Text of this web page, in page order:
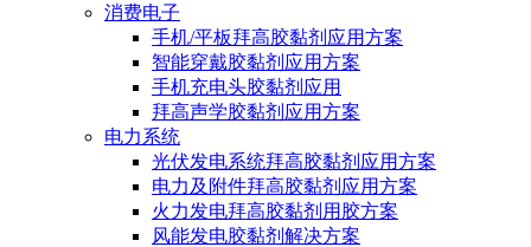
消费电子
手机/平板拜高胶黏剂应用方案
智能穿戴胶黏剂应用方案
手机充电头胶黏剂应用
拜高声学胶黏剂应用方案
电力系统
光伏发电系统拜高胶黏剂应用方案
电力及附件拜高胶黏剂应用方案
火力发电拜高胶黏剂用胶方案
风能发电胶黏剂解决方案